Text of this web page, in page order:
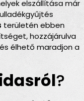
elszállítása már
területén ebben
hozzájárulva
élhető maradjon a
?